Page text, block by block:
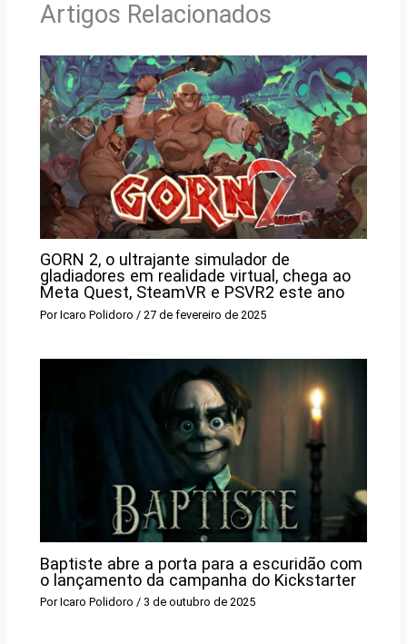
Artigos Relacionados
GORN 2, o ultrajante simulador de
gladiadores em realidade virtual, chega ao
Meta Quest, SteamVR e PSVR2 este ano
PorIcaro Polidoro / 27 de fevereiro de 2025
Baptiste abre a porta para a escuridão com
o lançamento da campanha do Kickstarter
PorIcaro Polidoro/ 3 de outubro de 2025